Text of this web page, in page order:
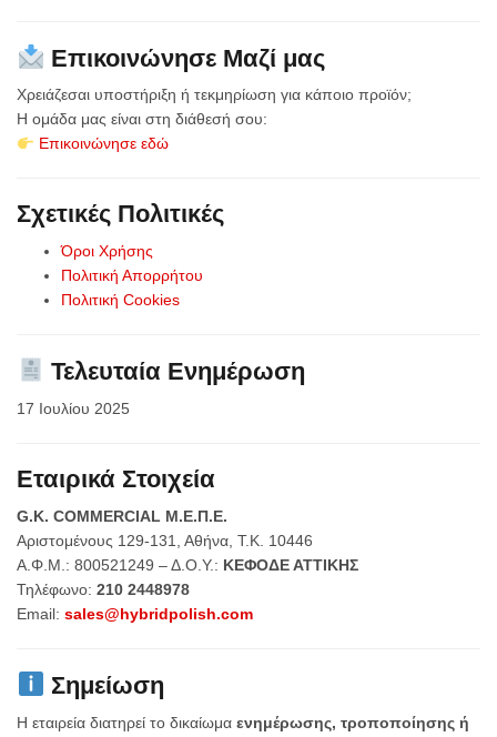
Επικοινώνησε Μαζί μας
Χρειάζεσαι υποστήριξη ή τεκμηρίωση για κάποιο προϊόν;
Η ομάδα μας είναι στη διάθεσή σου:
Επικοινώνησε εδώ
Σχετικές Πολιτικές
Όροι Χρήσης
Πολιτική Απορρήτου
Πολιτική Cookies
Τελευταία Ενημέρωση
17 Ιουλίου 2025
Εταιρικά Στοιχεία
G.K. COMMERCIAL Μ.Ε.Π.Ε.
Αριστομένους 129-131, Αθήνα, Τ.Κ. 10446
Α.Φ.Μ.: 800521249 – Δ.Ο.Υ.: ΚΕΦΟΔΕ ΑΤΤΙΚΗΣ
Τηλέφωνο: 210 2448978
Email: sales@hybridpolish.com
Σημείωση
Η εταιρεία διατηρεί το δικαίωμα ενημέρωσης, τροποποίησης ή